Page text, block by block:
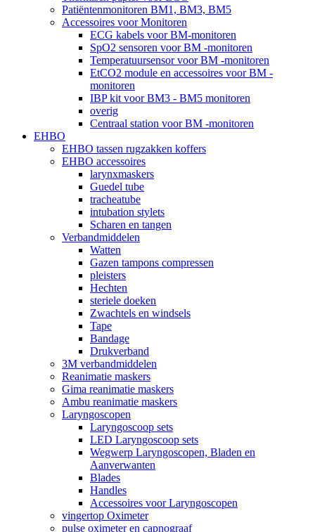
Patiëntenmonitoren BM1, BM3, BM5
Accessoires voor Monitoren
ECG kabels voor BM-monitoren
SpO2 sensoren voor BM -monitoren
Temperatuursensor voor BM -monitoren
EtCO2 module en accessoires voor BM -
monitoren
IBP kit voor BM3 - BM5 monitoren
overig
Centraal station voor BM -monitoren
EHBO
EHBO tassen rugzakken koffers
EHBO accessoires
larynxmaskers
Guedel tube
tracheatube
intubation stylets
Scharen en tangen
Verbandmiddelen
Watten
Gazen tampons compressen
pleisters
Hechten
steriele doeken
Zwachtels en windsels
Tape
Bandage
Drukverband
3M verbandmiddelen
Reanimatie maskers
Gima reanimatie maskers
Ambu reanimatie maskers
Laryngoscopen
Laryngoscoop sets
LED Laryngoscoop sets
Wegwerp Laryngoscopen, Bladen en
Aanverwanten
Blades
Handles
Accessoires voor Laryngoscopen
vingertop Oximeter
pulse oximeter en capnograaf